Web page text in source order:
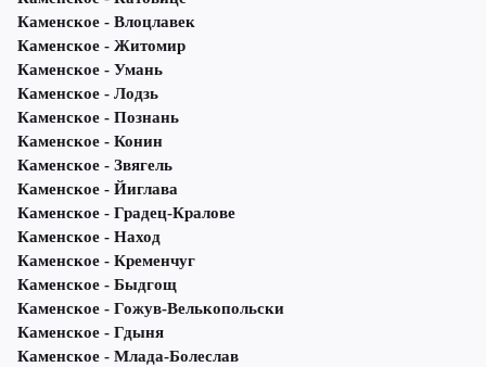
Каменское - Влоцлавек
Каменское - Житомир
Каменское - Умань
Каменское - Лодзь
Каменское - Познань
Каменское - Конин
Каменское - Звягель
Каменское - Йиглава
Каменское - Градец-Кралове
Каменское - Наход
Каменское - Кременчуг
Каменское - Быдгощ
Каменское - Гожув-Велькопольски
Каменское - Гдыня
Каменское - Млада-Болеслав